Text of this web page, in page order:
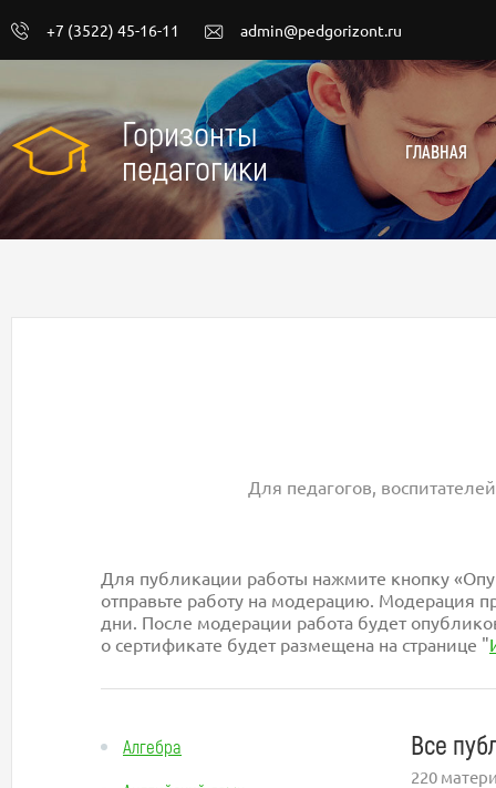
+7 (3522) 45-16-11 admin@pedgorizont.ru
Горизонты
педагогики
ГЛАВНАЯ
Для педагогов,
Для публикации работы нажмите кнопку
отправьте работу на модерацию. Модерация
дни. После модерации работа будет
о сертификате будет размещена на странице "
Алгебра
Все
220